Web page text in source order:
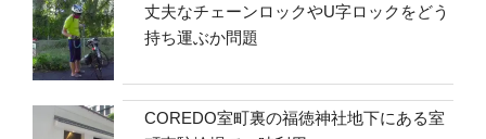
丈夫なチェーンロックやU字ロックをどう
持ち運ぶか問題
COREDO室町裏の福徳神社地下にある室